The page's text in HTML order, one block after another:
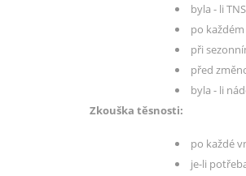
byla - li
po
při
před
byla - li
Zkouška těsnosti:
po každé
je-li